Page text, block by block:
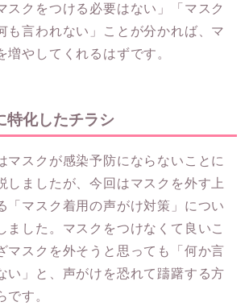
スクをつける必要はない」「マスク
も言われない」ことが分かれば、マ
増やしてくれるはずです。
特化したチラシ
マスクが感染予防にならないことに
しましたが、今回はマスクを外す上
「マスク着用の声がけ対策」につい
ました。マスクをつけなくて良いこ
マスクを外そうと思っても「何か言
い」と、声がけを恐れて躊躇する方
です。